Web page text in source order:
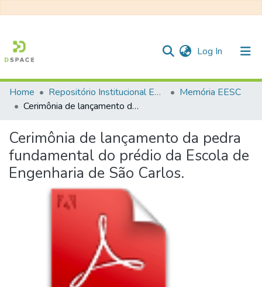
Log In (current)
Communities & Collections
Statistics
Home Repositório Institucional EESC
Memória EESC
Cerimônia de lançamento da pedra fundamental do prédio da Escola de Engenharia de São Carlos.
Cerimônia de lançamento da pedra
fundamental do prédio da Escola de
Engenharia de São Carlos.